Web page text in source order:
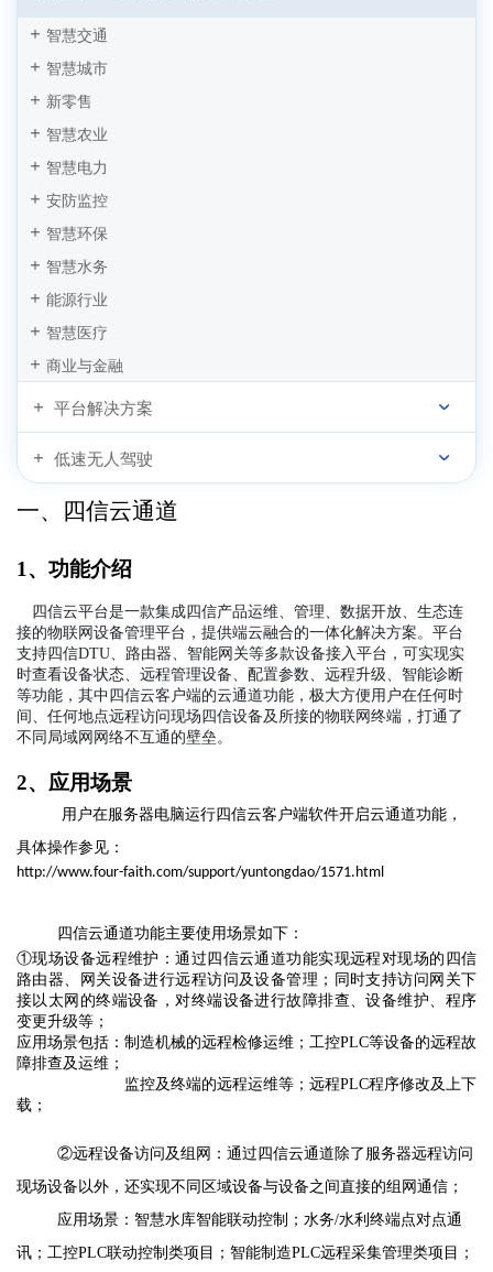
四信AI智能视频盒+传感云平台，开启食品安全智慧监管新模式
四信空压机远程监控系统，助力传统制造业转型升级
基于四信LoRa设备的园区电气设备监控解决方案
智慧交通
智慧城市
新零售
智慧农业
智慧电力
安防监控
智慧环保
智慧水务
能源行业
智慧医疗
商业与金融
平台解决方案
低速无人驾驶
一、 四信云通道
1、功能介绍
四信云平台是⼀款集成四信产品运维、 管理、 数据开放、 ⽣态连
接的物联⽹设备管理平台 ， 提供端云融合的⼀体化解决⽅案。平台
⽀持四信DTU、路由器、智能⽹关等多款设备接入平台 ，可实现实
时查看设备状态、 远程管理设备、配置参数、远程升级、智能诊断
等功能，其中 四信云客户端的云通道功能，极大方便用户在任何时
间、任何地点远程访问现场四信设备及所接的物联网终端，打通了
不同局域网网络不互通的壁垒。
2、应用场景
用户在服务器电脑运行四信云客户端软件开启云通道功能，
具体操作参见：
http://www.four-faith.com/support/yuntongdao/1571.html
四信云通道功能主要使用场景如下：
①现场设备远程维护：通过四信云通道功能实现远程对现场的 四信
路由器、
网关设备进行远程访问 及设备管理 ； 同时支持访问网关下
接以太网 的终端设备 ，对终端设备进行故障排查、设备维护、程序
变更升级等；
应用场景包括： 制造机械的远程检修运维；工控PLC等设备的远程故
障排查及运维；
监控及终端的远程运维等 ；远程PLC程序修改及上下
载；
②远程设备访问及组网：通过四信云通道除了服务器远程访问
现场设备以外，还实现不同区域设备与设备之间直接的组网通信；
应用场景：智慧水库智能联动控制；水务/水利终端点对点通
讯；工控PLC联动控制类项目；智能制造PLC远程采集管理类项目；